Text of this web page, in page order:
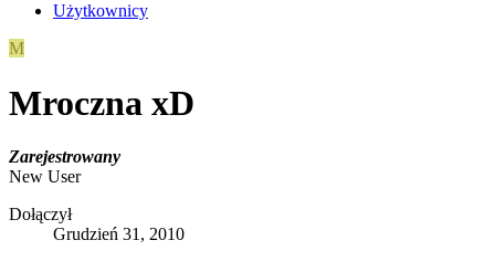
Użytkownicy
M
Mroczna xD
Zarejestrowany
New User
Dołączył
Grudzień 31, 2010